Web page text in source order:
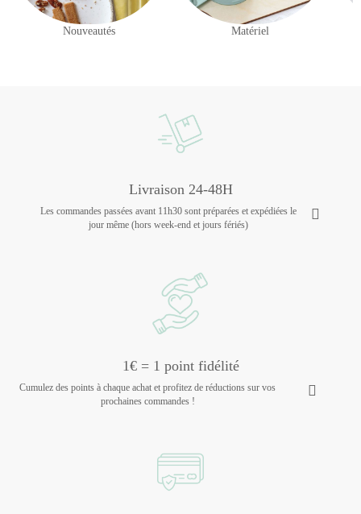
Nouveautés Matériel
Livraison 24-48H
Les commandes passées avant 11h30 sont préparées et expédiées le
jour même (hors week-end et jours fériés)
1€ = 1 point fidélité
Cumulez des points à chaque achat et profitez de réductions sur vos
prochaines commandes !